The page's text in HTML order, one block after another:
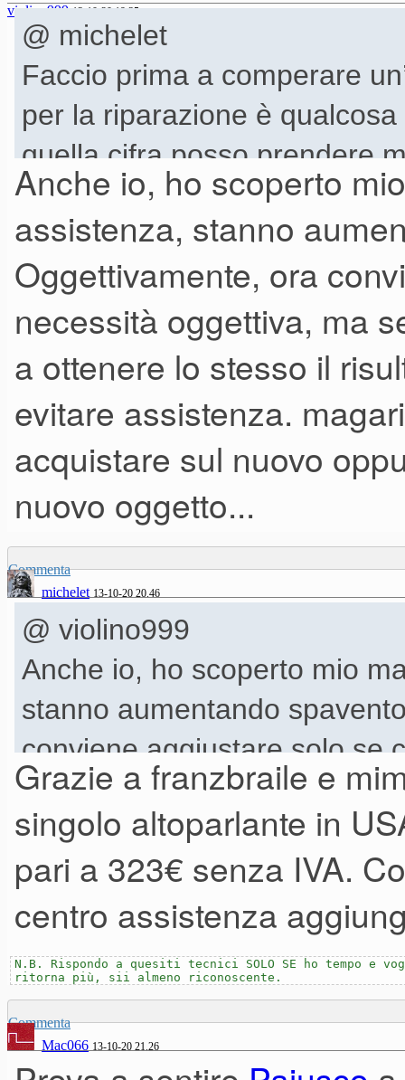
violino999 13-10-20 19.35
@ michelet
Faccio prima a comperare
per la riparazione è
quella cifra posso prendere
Se poi alzo il budget, meglio
Comunque, per adesso,
ancora il loro sporco lavoro.
Anche io, ho scoperto
assistenza, stanno
Oggettivamente, ora
necessità oggettiva, ma
a ottenere lo stesso il
evitare assistenza.
acquistare sul nuovo
nuovo oggetto...
Commenta
michelet 13-10-20 20.46
@ violino999
Anche io, ho scoperto mio
stanno aumentando
conviene aggiustare solo se
con qualche difficoltà si
personalmente preferisco
spesa, preferisco acquistare
cambiando in nuovo
Grazie a franzbraile e
singolo altoparlante in
pari a 323€ senza IVA.
centro assistenza
N.B. Rispondo a quesiti tecnici SOLO SE ho tempo e
ritorna più, sii almeno riconoscente.
Commenta
Mac066 13-10-20 21.26